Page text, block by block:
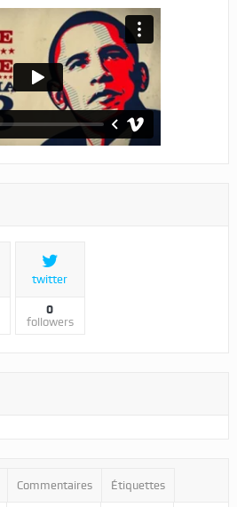
twitter
0
followers
Commentaires Étiquettes